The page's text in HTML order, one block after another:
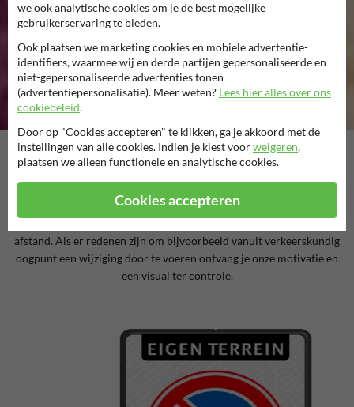
Wist je dat..
Alle gemaakte ontwerpen in onze SignEditor™ visueel gecontroleerd
worden door onze grafische afdeling? Deze specialisten controleren
afstand. Als er redenen zijn om bijvoorbeeld vanuit verkeerskundig
oogpunt een wijziging door te voeren ontvang je onze motivatie en
een visual ter controle.
we ook analytische cookies om je de best mogelijke
gebruikerservaring te bieden.
Ook plaatsen we marketing cookies en mobiele advertentie-
identifiers, waarmee wij en derde partijen gepersonaliseerde en
niet-gepersonaliseerde advertenties tonen
(advertentiepersonalisatie). Meer weten? Lees hier alles over ons
cookiebeleid.
Door op "Cookies accepteren" te klikken, ga je akkoord met de
instellingen van alle cookies. Indien je kiest voorweigeren,
plaatsen we alleen functionele en analytische cookies.
Cookies accepteren